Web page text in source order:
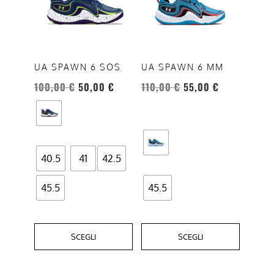
UA SPAWN 6 SOS
100,00€ 50,00 €
40.5 41 42.5
45.5
SCEGLI
opzioni
essere
scelte
nella
del
prodotto
UA SPAWN 6 MM
110,00€ 55,00 €
45.5
SCEGLI
opzioni
essere
pagina
del
prodotto